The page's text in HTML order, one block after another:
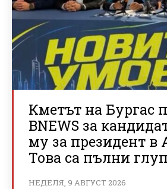
Кметът на Бургас
BNEWS за
му за президент в
Това са пълни
НЕДЕЛЯ, 9 АВГУСТ 2026